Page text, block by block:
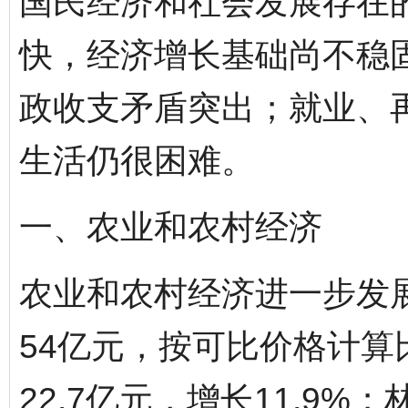
快，经济增长基础尚不稳
政收支矛盾突出；就业、
生活仍很困难。
一、农业和农村经济
农业和农村经济进一步发
54亿元，按可比价格计
22.7亿元，增长11.9%；